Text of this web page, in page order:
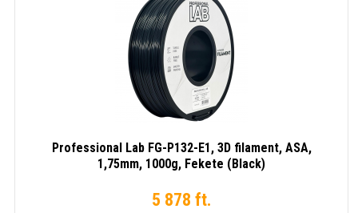
Professional Lab FG-P132-E1, 3D filament, ASA,
1,75mm, 1000g, Fekete (Black)
5 878 ft.